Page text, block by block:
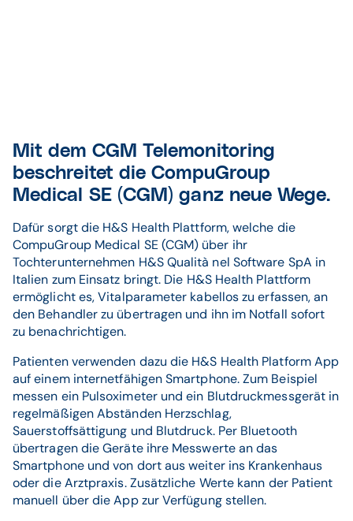
Mit dem CGM Telemonitoring
beschreitet die CompuGroup
Medical SE (CGM) ganz neue Wege.
Dafür sorgt die H&S Health Plattform, welche die
CompuGroup Medical SE (CGM) über ihr
Tochterunternehmen H&S Qualità nel Software SpA in
Italien zum Einsatz bringt. Die H&S Health Plattform
ermöglicht es, Vitalparameter kabellos zu erfassen, an
den Behandler zu übertragen und ihn im Notfall sofort
zu benachrichtigen.
Patienten verwenden dazu die H&S Health Platform App
auf einem internetfähigen Smartphone. Zum Beispiel
messen ein Pulsoximeter und ein Blutdruckmessgerät in
regelmäßigen Abständen Herzschlag,
Sauerstoffsättigung und Blutdruck. Per Bluetooth
übertragen die Geräte ihre Messwerte an das
Smartphone und von dort aus weiter ins Krankenhaus
oder die Arztpraxis. Zusätzliche Werte kann der Patient
manuell über die App zur Verfügung stellen.